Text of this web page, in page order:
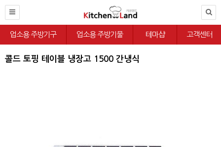
업소용 주방기구 업소용 주방기물 테마샵 고객센터
콜드 토핑 테이블 냉장고 1500 간냉식